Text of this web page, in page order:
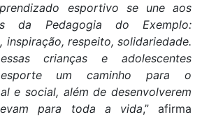
esportivo se une aos
da Pedagogia do Exemplo:
inspiração, respeito, solidariedade.
crianças e adolescentes
um caminho para o
e social, além de desenvolverem
para toda a vida,” afirma